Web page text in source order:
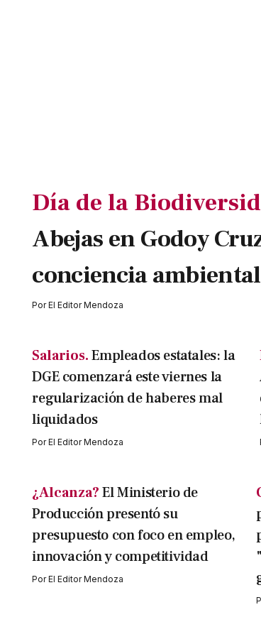
Día de la
Abejas en Godoy
conciencia ambiental
PorEl Editor Mendoza
Salarios. Empleados estatales: la
DGE comenzará este viernes la
regularización de haberes mal
liquidados
PorEl Editor Mendoza
¿Alcanza? El Ministerio de
Producción presentó su
presupuesto con foco en empleo,
innovación y competitividad
PorEl Editor Mendoza